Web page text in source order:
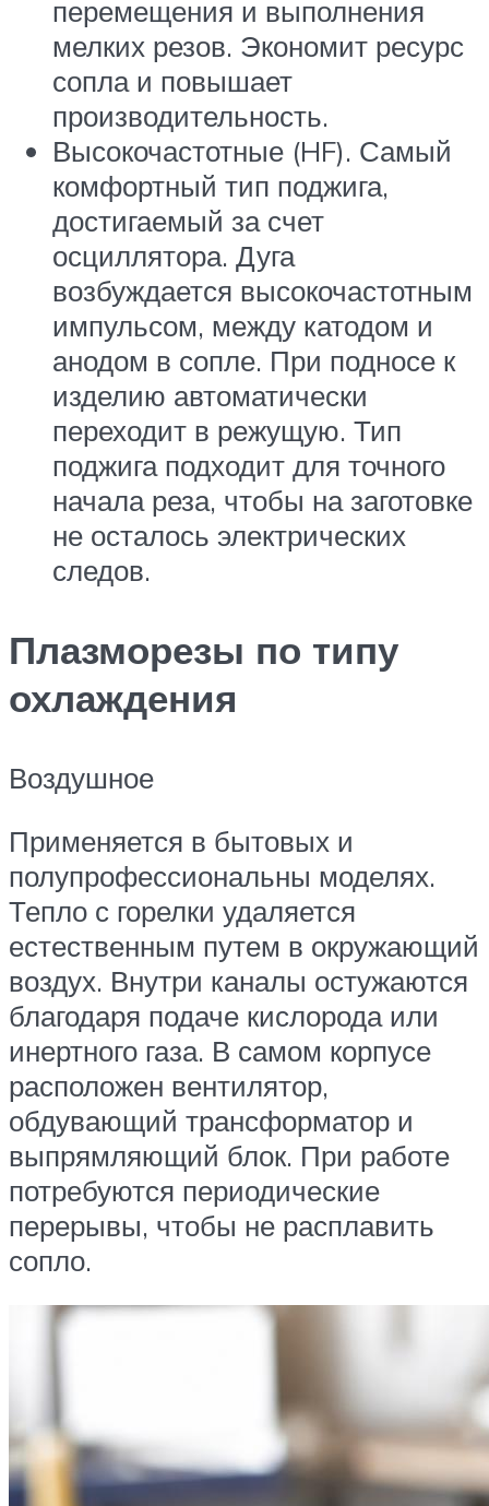
перемещения и выполнения
мелких резов. Экономит ресурс
сопла и повышает
производительность.
Высокочастотные (HF). Самый
комфортный тип поджига,
достигаемый за счет
осциллятора. Дуга
возбуждается высокочастотным
импульсом, между катодом и
анодом в сопле. При подносе к
изделию автоматически
переходит в режущую. Тип
поджига подходит для точного
начала реза, чтобы на заготовке
не осталось электрических
следов.
Плазморезы по типу
охлаждения
Воздушное
Применяется в бытовых и
полупрофессиональны моделях.
Тепло с горелки удаляется
естественным путем в окружающий
воздух. Внутри каналы остужаются
благодаря подаче кислорода или
инертного газа. В самом корпусе
расположен вентилятор,
обдувающий трансформатор и
выпрямляющий блок. При работе
потребуются периодические
перерывы, чтобы не расплавить
сопло.